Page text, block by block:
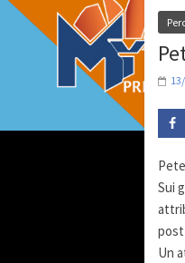
Sui
Un